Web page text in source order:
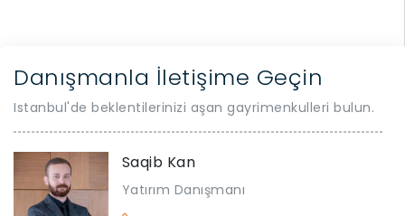
Danışmanla İletişime Geçin
Istanbul'de beklentilerinizi aşan gayrimenkulleri bulun.
Saqib Kan
Yatırım Danışmanı